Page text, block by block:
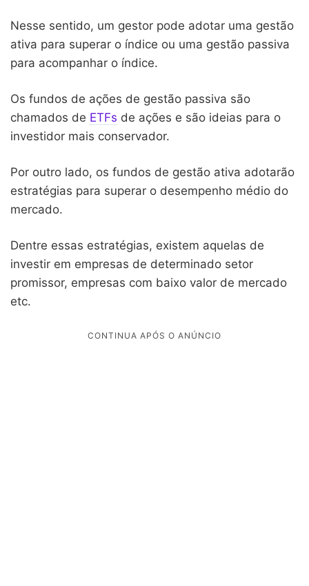
Nesse sentido, um gestor pode adotar uma gestão
ativa para superar o índice ou uma gestão passiva
para acompanhar o índice.
Os fundos de ações de gestão passiva são
chamados de ETFs de ações e são ideias para o
investidor mais conservador.
Por outro lado, os fundos de gestão ativa adotarão
estratégias para superar o desempenho médio do
mercado.
Dentre essas estratégias, existem aquelas de
investir em empresas de determinado setor
promissor, empresas com baixo valor de mercado
etc.